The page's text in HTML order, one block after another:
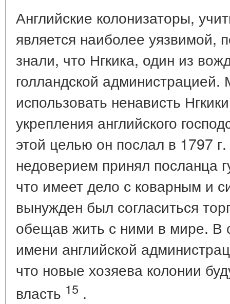
Английские колонизаторы,
является наиболее
знали, что Нгкика, один из
голландской
использовать ненависть
укрепления английского
этой целью он послал в 1797
недоверием принял посланца
что имеет дело с коварным и
вынужден был согласиться
обещав жить с ними в мире. В
имени английской
что новые хозяева колонии
власть 15 .